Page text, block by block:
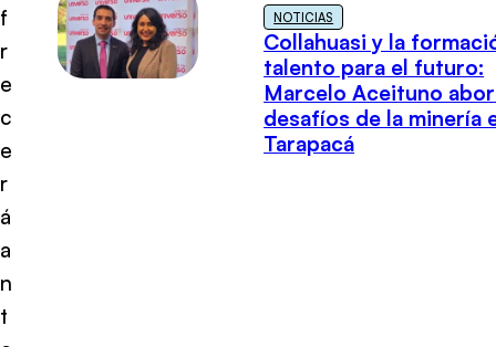
f
r
e
c
e
r
á
a
n
t
NOTICIAS
Collahuasi y la
talento para el futuro:
Marcelo Aceituno
desafíos de la minería
Tarapacá